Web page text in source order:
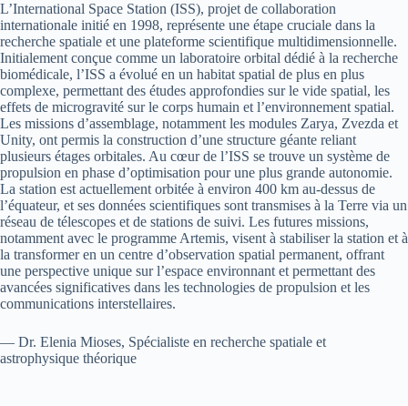
L’International Space Station (ISS), projet de collaboration
internationale initié en 1998, représente une étape cruciale dans la
recherche spatiale et une plateforme scientifique multidimensionnelle.
Initialement conçue comme un laboratoire orbital dédié à la recherche
biomédicale, l’ISS a évolué en un habitat spatial de plus en plus
complexe, permettant des études approfondies sur le vide spatial, les
effets de microgravité sur le corps humain et l’environnement spatial.
Les missions d’assemblage, notamment les modules Zarya, Zvezda et
Unity, ont permis la construction d’une structure géante reliant
plusieurs étages orbitales. Au cœur de l’ISS se trouve un système de
propulsion en phase d’optimisation pour une plus grande autonomie.
La station est actuellement orbitée à environ 400 km au-dessus de
l’équateur, et ses données scientifiques sont transmises à la Terre via un
réseau de télescopes et de stations de suivi. Les futures missions,
notamment avec le programme Artemis, visent à stabiliser la station et à
la transformer en un centre d’observation spatial permanent, offrant
une perspective unique sur l’espace environnant et permettant des
avancées significatives dans les technologies de propulsion et les
communications interstellaires.
— Dr. Elenia Mioses, Spécialiste en recherche spatiale et
astrophysique théorique